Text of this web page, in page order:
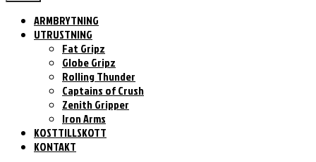
ARMBRYTNING
UTRUSTNING
Fat Gripz
Globe Gripz
Rolling Thunder
Captains of Crush
Zenith Gripper
Iron Arms
KOSTTILLSKOTT
KONTAKT